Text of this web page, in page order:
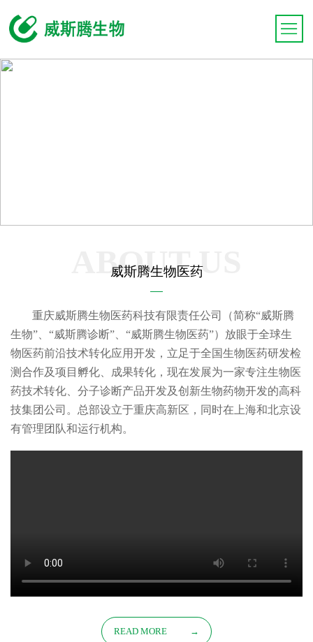
威斯腾生物医药
ABOUT US
重庆威斯腾生物医药科技有限责任公司（简称“威斯腾
生物”、“威斯腾诊断”、“威斯腾生物医药”）放眼于全球生
物医药前沿技术转化应用开发，立足于全国生物医药研发检
测合作及项目孵化、成果转化，现在发展为一家专注生物医
药技术转化、分子诊断产品开发及创新生物药物开发的高科
技集团公司。总部设立于重庆高新区，同时在上海和北京设
有管理团队和运行机构。
READ MORE →